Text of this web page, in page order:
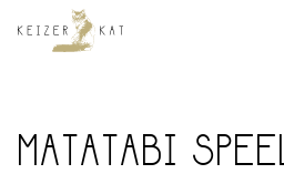
MATATABI